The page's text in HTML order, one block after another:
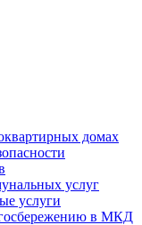
домах
услуг
услуги
в МКД